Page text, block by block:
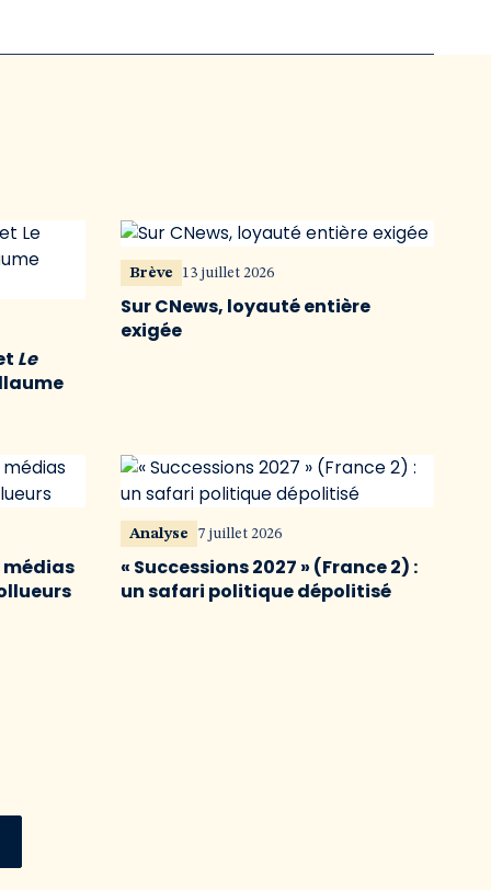
Le
Brève 13 juillet 2026
Sur CNews, loyauté entière
exigée
médias
Analyse 7 juillet 2026
« Successions 2027 » (France 2) :
un safari politique dépolitisé